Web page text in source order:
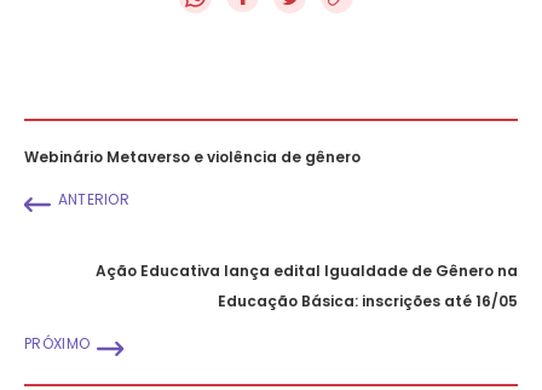
Webinário Metaverso e violência de gênero
ANTERIOR
Ação Educativa lança edital Igualdade de Gênero na
Educação Básica: inscrições até 16/05
PRÓXIMO